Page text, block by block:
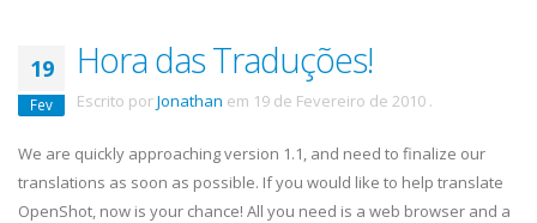
19
Fev
Hora das Traduções!
Escrito porJonathan em 19 de Fevereiro de 2010 .
We are quickly approaching version 1.1, and need to finalize our
translations as soon as possible. If you would like to help translate
OpenShot, now is your chance! All you need is a web browser and a